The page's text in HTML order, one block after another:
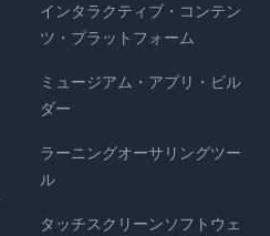
インタラクティブ・コンテン
ツ・プラットフォーム
ミュージアム・アプリ・ビル
ダー
ラーニングオーサリングツー
ル
タッチスクリーンソフトウェ